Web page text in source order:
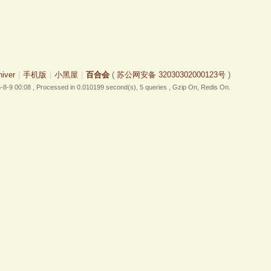
手机版 小黑屋 百合会( 苏公网安备 32030302000123号)
8-9 00:08, Processed in 0.010199 second(s), 5 queries , Gzip On, Redis On.